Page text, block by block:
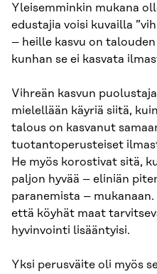
Yleisemminkin mukana
edustajia voisi kuvailla
– heille kasvu on
kunhan se ei kasvata
Vihreän kasvun
mielellään käyriä siitä,
talous on kasvanut
tuotantoperusteiset
He myös korostivat sitä,
paljon hyvää – eliniän
paranemista –
että köyhät maat
hyvinvointi lisääntyisi.
Yksi perusväite oli myös